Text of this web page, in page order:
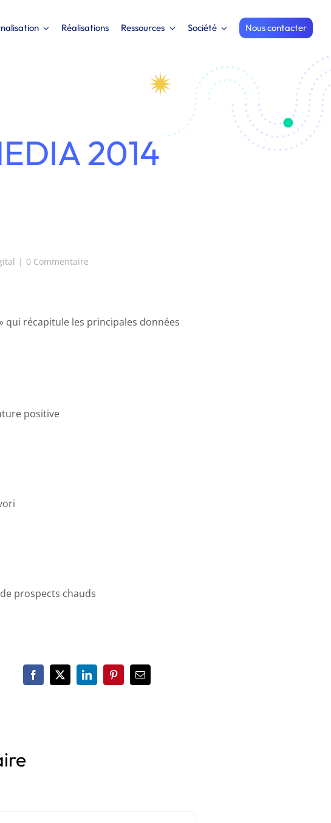
Réalisations Ressources Société Nous contacter
2014
| 0 Commentaireon
qui récapitule les principales données
positive
prospects chauds